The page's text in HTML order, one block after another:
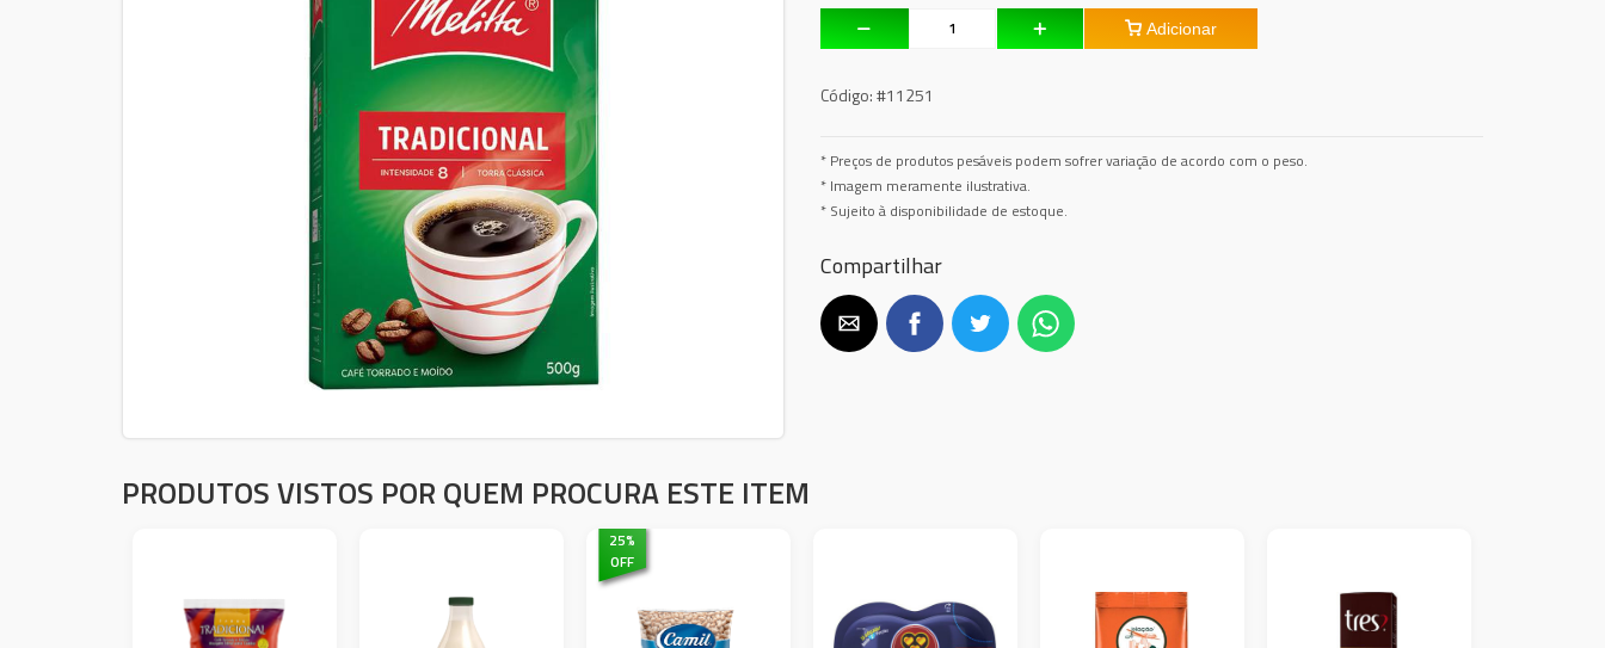
Adicionar
Código:#11251
* Preços de produtos pesáveis podem sofrer variação de acordo com o peso.
* Imagem meramente ilustrativa.
* Sujeito à disponibilidade de estoque.
Compartilhar
PRODUTOS VISTOS POR QUEM PROCURA ESTE ITEM
25%
OFF